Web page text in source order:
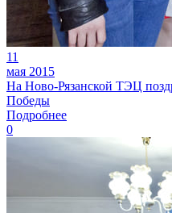
11
мая 2015
На Ново-Рязанской ТЭЦ
Победы
Подробнее
0